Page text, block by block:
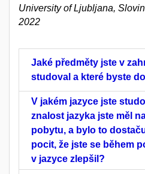
University of Ljubljana,
2022
Jaké předměty jste v
studoval a které byste
V jakém jazyce jste
znalost jazyka jste měl
pobytu, a bylo to
pocit, že jste se během
v jazyce zlepšil?